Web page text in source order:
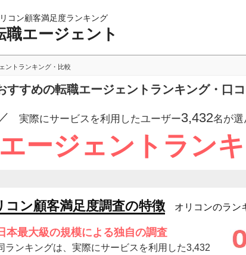
コン顧客満足度ランキング
職エージェント
ントランキング・比較
すすめの転職エージェントランキング・口
実際にサービスを利用したユーザー3,432名が選
ージェントラン
コン顧客満足度調査の特徴 オリコンのラン
本最大級の規模による独自の調査
ランキングは、実際にサービスを利用した3,432